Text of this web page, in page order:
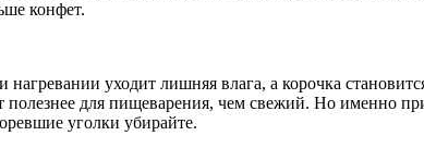
конфет.
уходит лишняя влага, а корочка
для пищеварения, чем свежий. Но именно
уголки убирайте.